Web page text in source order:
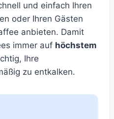
und einfach Ihren
oder Ihren Gästen
anbieten. Damit
immer auf höchstem
Ihre
zu entkalken.